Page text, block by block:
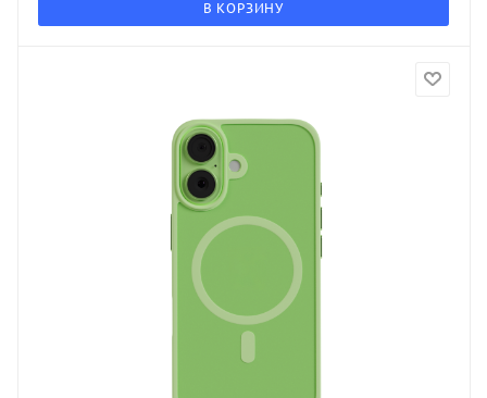
В КОРЗИНУ